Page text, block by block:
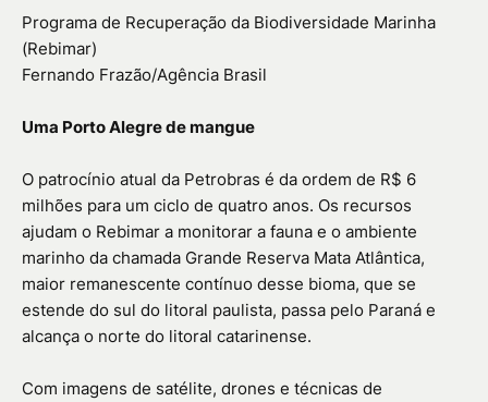
Programa de Recuperação da Biodiversidade Marinha
(Rebimar)
Fernando Frazão/Agência Brasil
Uma Porto Alegre de mangue
O patrocínio atual da Petrobras é da ordem de R$ 6
milhões para um ciclo de quatro anos. Os recursos
ajudam o Rebimar a monitorar a fauna e o ambiente
marinho da chamada Grande Reserva Mata Atlântica,
maior remanescente contínuo desse bioma, que se
estende do sul do litoral paulista, passa pelo Paraná e
alcança o norte do litoral catarinense.
Com imagens de satélite, drones e técnicas de